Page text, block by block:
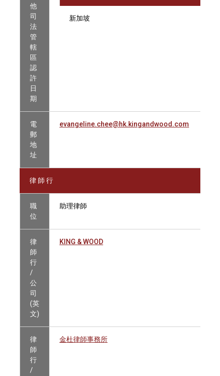
他
司
法
管
轄
區
認
許
日
期
新加坡
電
郵
地
址
evangeline.chee@hk.kingandwood.com
律 師 行
職
位
助理律師
律
師
行
/
公
司
(英
文)
KING & WOOD
律
師
行
/
金杜律師事務所